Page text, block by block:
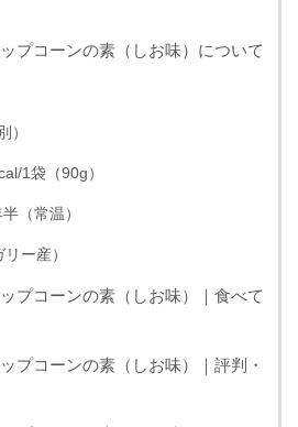
プコーンの素（しお味）について
）
1袋（90g）
（常温）
ー産）
プコーンの素（しお味）｜食べて
プコーンの素（しお味）｜評判・